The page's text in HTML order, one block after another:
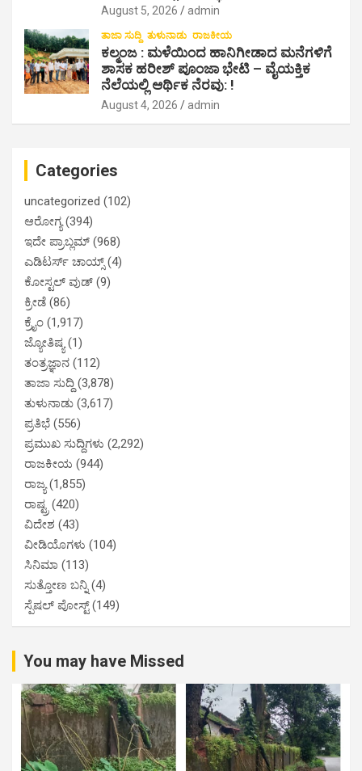
August 5, 2026 admin
ತಾಜಾ ಸುದ್ದಿ ತುಳುನಾಡು ರಾಜಕೀಯ
ಕಲ್ಮಂಜ : ಮಳೆಯಿಂದ ಹಾನಿಗೀಡಾದ ಮನೆಗಳಿಗೆ
ಶಾಸಕ ಹರೀಶ್ ಪೂಂಜಾ ಭೇಟಿ – ವೈಯಕ್ತಿಕ
ನೆಲೆಯಲ್ಲಿ ಆರ್ಥಿಕ‌ ನೆರವು: !
August 4, 2026 admin
Categories
uncategorized (102)
ಆರೋಗ್ಯ(394)
ಇದೇ ಪ್ರಾಬ್ಲಮ್ (968)
ಎಡಿಟರ್ಸ್ ಚಾಯ್ಸ್ (4)
ಕೋಸ್ಟಲ್ ವುಡ್ (9)
ಕ್ರೀಡೆ (86)
ಕ್ರೈಂ (1,917)
ಜ್ಯೋತಿಷ್ಯ (1)
ತಂತ್ರಜ್ಞಾನ (112)
ತಾಜಾ ಸುದ್ದಿ (3,878)
ತುಳುನಾಡು (3,617)
ಪ್ರತಿಭೆ (556)
ಪ್ರಮುಖ ಸುದ್ದಿಗಳು (2,292)
ರಾಜಕೀಯ (944)
ರಾಜ್ಯ(1,855)
ರಾಷ್ಟ್ರ (420)
ವಿದೇಶ (43)
ವೀಡಿಯೊಗಳು (104)
ಸಿನಿಮಾ (113)
ಸುತ್ತೋಣ ಬನ್ನಿ (4)
ಸ್ಪೆಷಲ್ ಪೋಸ್ಟ್(149)
You may have Missed